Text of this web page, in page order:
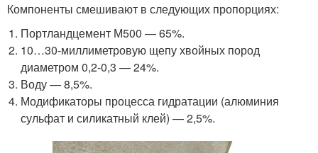
Компоненты смешивают в следующих пропорциях:
Портландцемент М500 — 65%.
10…30-миллиметровую щепу хвойных пород
диаметром 0,2-0,3 — 24%.
Воду — 8,5%.
Модификаторы процесса гидратации (алюминия
сульфат и силикатный клей) — 2,5%.